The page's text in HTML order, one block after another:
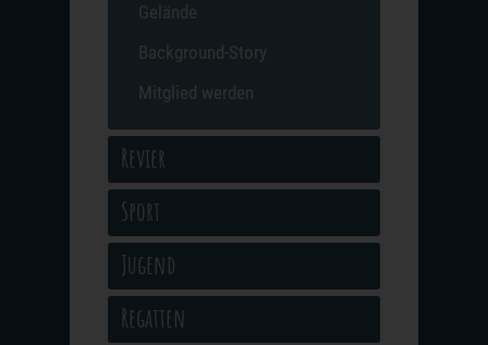
Gelände
Background-Story
Mitglied werden
Revier
Sport
Jugend
Regatten